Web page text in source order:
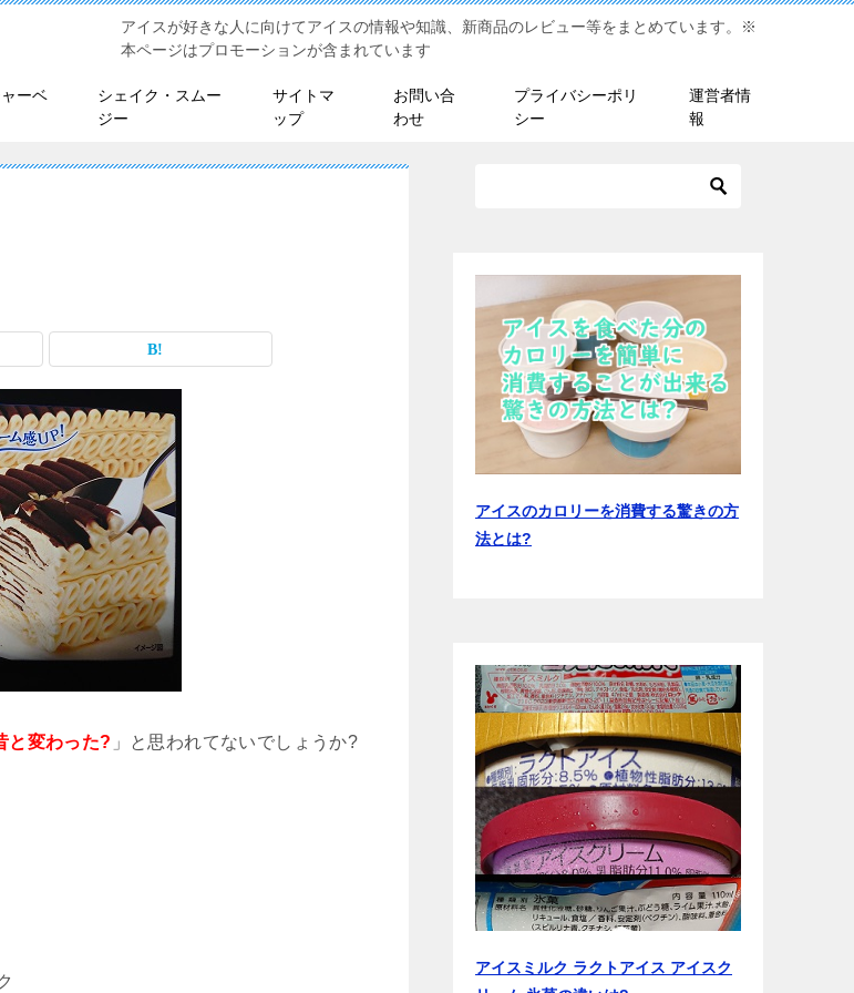
アイスが好きな人に向けてアイスの情報や知識、新商品のレビュー等をまとめています。※
本ページはプロモーションが含まれています
ーベ
シェイク・スムー
ジー
サイトマ
ップ
お問い合
わせ
プライバシーポリ
シー
運営者情
報
と変わった? 」と思われてないでしょうか?
アイスのカロリーを消費する驚きの方
法とは?
アイスミルク ラクトアイス アイスク